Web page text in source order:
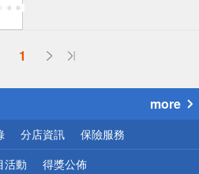
1
小心！
more
分店資訊 保險服務
活動 得獎公佈